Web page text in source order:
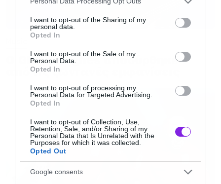
not limited to your visit or usage behaviour. You may click to
grant or deny consent to Google and its third-party tags to
use your data for below specified purposes in below Google
consent section.
I want to opt-out of the Sharing of my
personal data.
Opted In
I want to opt-out of the Sale of my
Personal Data.
Opted In
I want to opt-out of processing my
Personal Data for Targeted Advertising.
Opted In
I want to opt-out of Collection, Use,
Retention, Sale, and/or Sharing of my
Personal Data that Is Unrelated with the
Purposes for which it was collected.
Opted Out
Google consents
«Το Alice in Athens έχει χαρακτηριστεί από
πολλούς ώς ένα από τα καλύτερα live metal
άλμπουμ όλων των εποχών. Για εμένα αποτελεί
ένα από τα κορυφαία σημεία μία μεγάλης
διαδρομής και αντέχει στον χρόνο. Έχω ζήσει
μερικές από τις καλύτερες στιγμές της
επαγγελματικής και προσωπικής μου ζωής στην
Ελλάδα και ανάμεσα σε αυτές είναι σίγουρα
εκείνες οι δύο βραδιές στην Αθήνα. Με τιμά το
πάθος των οπαδών των Iced Earth στην Ελλάδα
και σε ολόκληρο τον κόσμο και ελπίζω να
Ο Glenn Hughes αποσύρθηκε
από τις ζωντανές εμφανίσεις